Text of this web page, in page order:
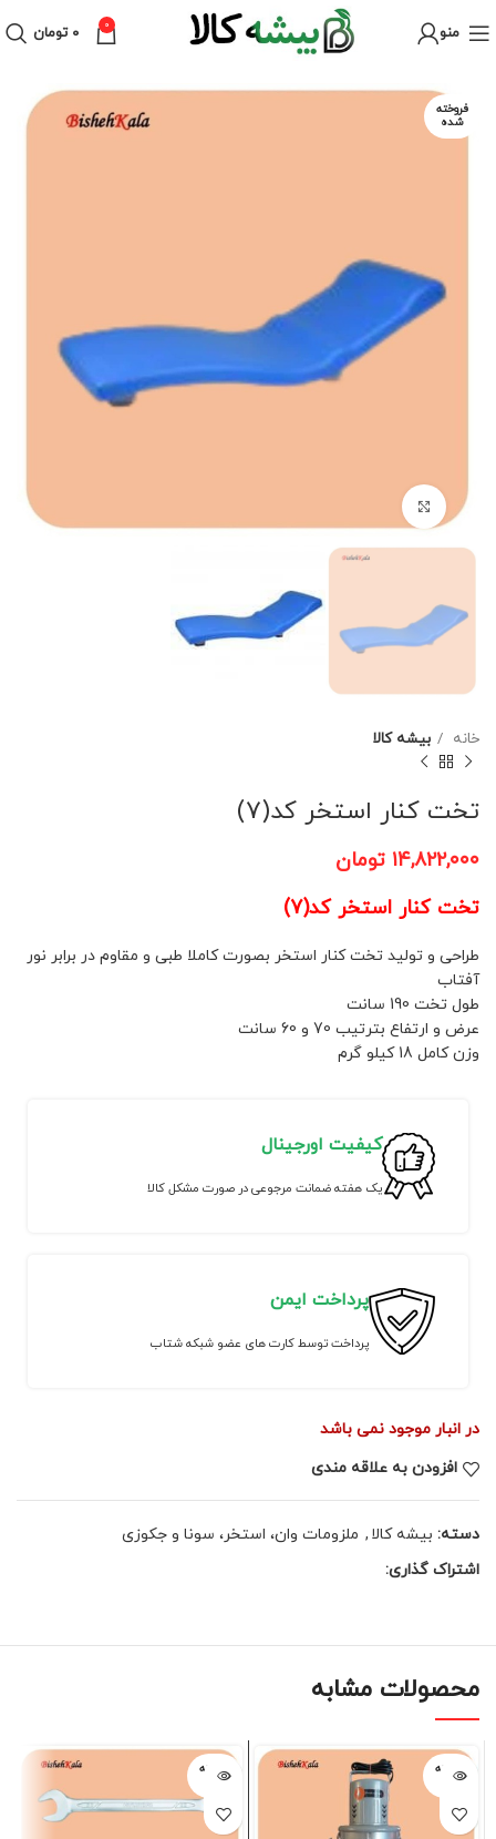
منو 0 ۰ تومان
فروخته
شده
خانه بیشه کالا
تخت کنار استخر کد(7)
۱۴,۸۲۲,۰۰۰ تومان
تخت کنار استخر کد(7)
طراحی و تولید تخت کنار استخر بصورت کاملا طبی و مقاوم در برابر نور
آفتاب
طول تخت 190 سانت
عرض و ارتفاع بترتیب 70 و 60 سانت
وزن کامل 18 کیلو گرم
کیفیت اورجینال
یک هفته ضمانت مرجوعی در صورت مشکل کالا
پرداخت ایمن
پرداخت توسط کارت های عضو شبکه شتاب
در انبار موجود نمی باشد
افزودن به علاقه مندی
دسته: بیشه کالا , ملزومات وان، استخر، سونا و جکوزی
اشتراک گذاری:
محصولات مشابه
فروخته
شده
فروخته
شده